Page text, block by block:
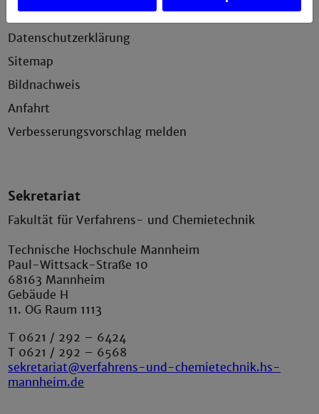
Erklärung zur Barrierefreiheit
Datenschutzerklärung
Sitemap
Bildnachweis
Anfahrt
Verbesserungsvorschlag melden
Sekretariat
Fakultät für Verfahrens- und Chemietechnik
Technische Hochschule Mannheim
Paul-Wittsack-Straße 10
68163 Mannheim
Gebäude H
11. OG Raum 1113
T 0621 / 292 – 6424
T 0621 / 292 – 6568
sekretariat@verfahrens-und-chemietechnik.hs-
mannheim.de